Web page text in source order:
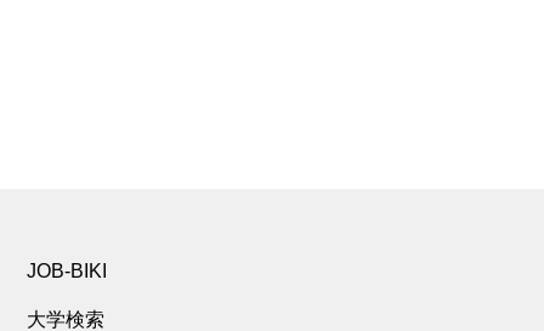
JOB-BIKI
大学検索